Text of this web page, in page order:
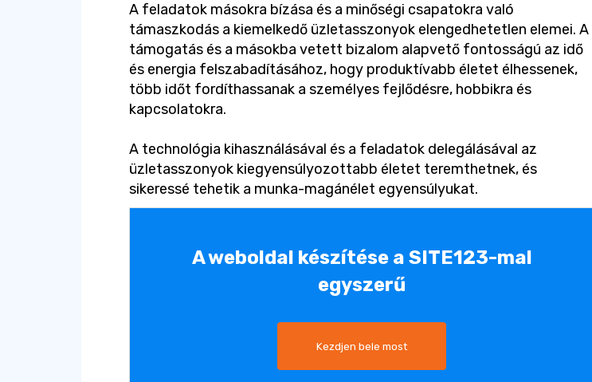
A feladatok másokra bízása és a minőségi csapatokra való
támaszkodás a kiemelkedő üzletasszonyok elengedhetetlen elemei. A
támogatás és a másokba vetett bizalom alapvető fontosságú az idő
és energia felszabadításához, hogy produktívabb életet élhessenek,
több időt fordíthassanak a személyes fejlődésre, hobbikra és
kapcsolatokra.
A technológia kihasználásával és a feladatok delegálásával az
üzletasszonyok kiegyensúlyozottabb életet teremthetnek, és
sikeressé tehetik a munka-magánélet egyensúlyukat.
A weboldal készítése a SITE123-mal
egyszerű
Kezdjen bele most